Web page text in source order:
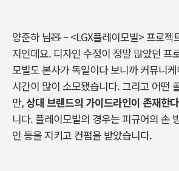
양준하 님🧸– <LGX플레이모빌> 프로젝
지인데요. 디자인 수정이 정말 많았던 프
모빌도 본사가 독일이다 보니까 커뮤니
시간이 많이 소모됐습니다. 그리고 어떤
만, 상대 브랜드의 가이드라인이 존재한
니다. 플레이모빌의 경우는 피규어의 손
인 등을 지키고 컨펌을 받았습니다.